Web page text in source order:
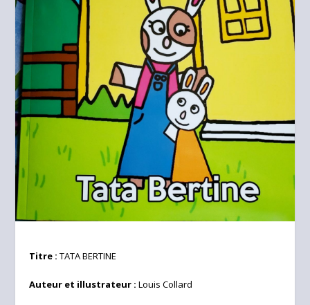
Titre : TATA BERTINE
Auteur et illustrateur : Louis Collard